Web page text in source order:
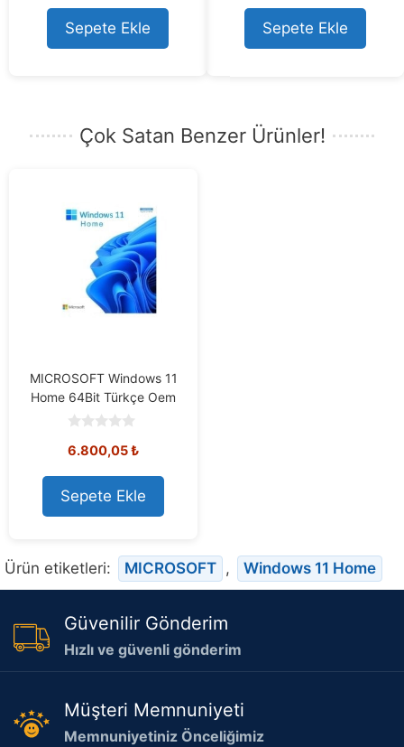
t
o
f
5
Sepete Ekle
u
t
o
f
Sepete Ekle
Çok Satan Benzer Ürünler!
MICROSOFT Windows 11
Home 64Bit Türkçe Oem
o
t
o
f
5
6.800,05₺
Sepete Ekle
Ürün etiketleri: MICROSOFT , Windows 11 Home
Güvenilir Gönderim
Hızlı ve güvenli gönderim
Müşteri Memnuniyeti
Memnuniyetiniz Önceliğimiz